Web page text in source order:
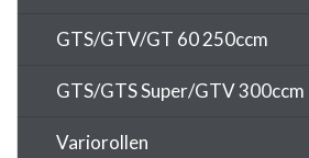
GTS/GTV/GT 60 250ccm
GTS/GTS Super/GTV 300ccm
Variorollen